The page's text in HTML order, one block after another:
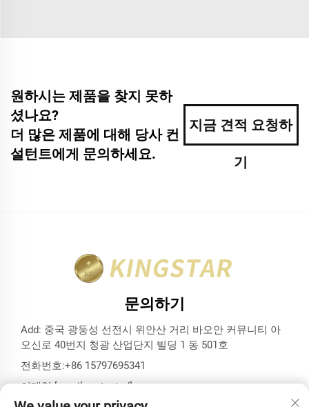
원하시는 제품을 찾지 못하
셨나요?
더 많은 제품에 대해 당사 컨
설턴트에게 문의하세요.
지금 견적 요청하
기
문의하기
Add: 중국 광둥성 선전시 위안산 거리 바오안 커뮤니티 아
오신로 40번지 청광 산업단지 빌딩 1 동 501호
전화번호:+86 15797695341
이메일:[email protected]